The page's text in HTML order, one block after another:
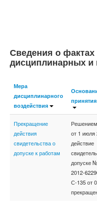
Сведения о
дисциплинарных
Мера
дисциплинарного
воздействия
Прекращение
действия
свидетельства о
допуске к работам
от 1 июля
действие
допуске
2012-
С-135 от